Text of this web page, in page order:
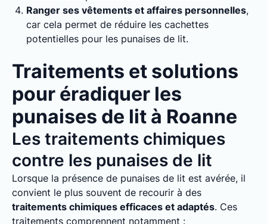
Ranger ses vêtements et affaires personnelles,
car cela permet de réduire les cachettes
potentielles pour les punaises de lit.
Traitements et solutions
pour éradiquer les
punaises de lit à Roanne
Les traitements chimiques
contre les punaises de lit
Lorsque la présence de punaises de lit est avérée, il
convient le plus souvent de recourir à des
traitements chimiques efficaces et adaptés. Ces
traitements comprennent notamment :